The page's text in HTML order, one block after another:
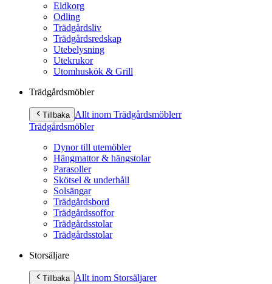
Eldkorg
Odling
Trädgårdsliv
Trädgårdsredskap
Utebelysning
Utekrukor
Utomhuskök & Grill
Trädgårdsmöbler
Tillbaka Allt inom Trädgårdsmöblerr
Trädgårdsmöbler
Dynor till utemöbler
Hängmattor & hängstolar
Parasoller
Skötsel & underhåll
Solsängar
Trädgårdsbord
Trädgårdssoffor
Trädgårdsstolar
Trädgårdsstolar
Storsäljare
Tillbaka Allt inom Storsäljarer